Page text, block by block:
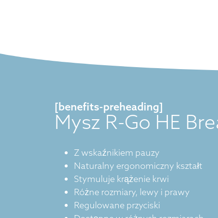
[benefits-preheading]
Mysz R-Go HE
Z wskaźnikiem pauzy
Naturalny ergonomiczny kształt
Stymuluje krążenie krwi
Różne rozmiary, lewy i prawy
Regulowane przyciski